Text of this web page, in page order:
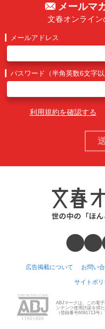
メールマ
文春オンライ
メールアドレス
パスワード（半角英数6文字以
利用規約を確認する
広告掲載について お問い
サイトポリ
ABJマークは、この電
ンテンツ使用許諾を得
（登録番号6091713号）